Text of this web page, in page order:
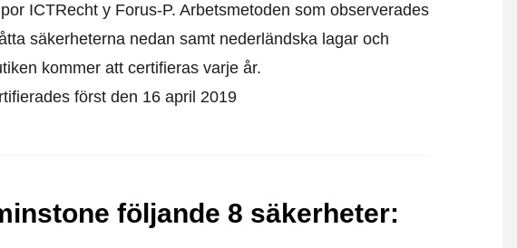
ICTRecht y Forus-P. Arbetsmetoden som observerades
säkerheterna nedan samt nederländska lagar och
kommer att certifieras varje år.
först den 16 april 2019
följande 8 säkerheter: